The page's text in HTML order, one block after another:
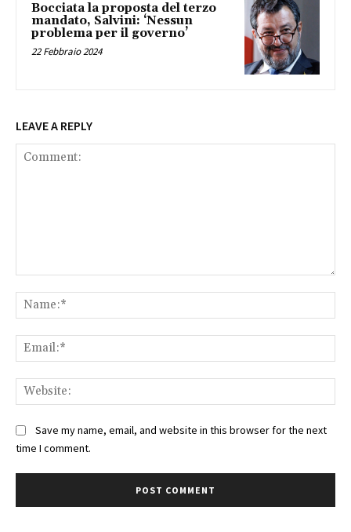
Bocciata la proposta del terzo
mandato, Salvini: ‘Nessun
problema per il governo’
22 Febbraio 2024
LEAVE A REPLY
Save my name, email, and website in this browser for the next
time I comment.